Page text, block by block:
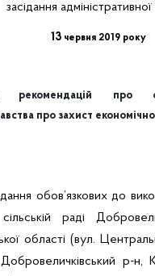
засідання адміністративної
13 червня 2019 року
рекомендацій про
про захист
обов’язкових до
сільській раді
області (вул.
р-н,